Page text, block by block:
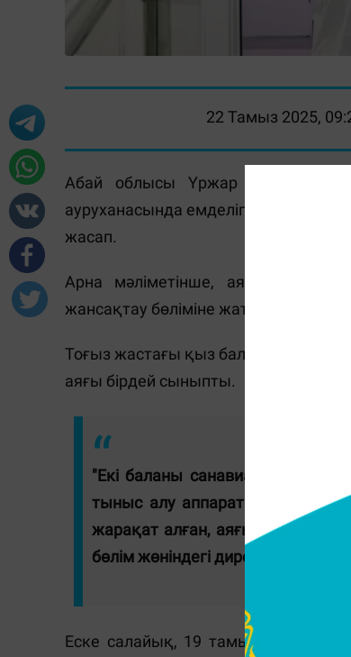
22 Тамыз 2025,
Абай облысы Үржар ауданында
ауруханасында емделіп жатыр, - деп
жасап.
Арна мәліметінше, аяқ-қолы
жансақтау бөліміне жатқызған.
Тоғыз жастағы қыз баланың бас
аяғы бірдей сыныпты.
"Екі баланы санавиация
тыныс алу аппаратында
жарақат алған, аяғы да
бөлім жөніндегі директордың
Еске салайық, 19 тамызда Абай